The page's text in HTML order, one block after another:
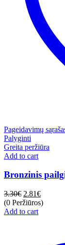
Pageidavimų
Palyginti
Greita peržiūra
Add to cart
Bronzinis
3.30€ 2.81€
(0 Peržiūros)
Add to cart